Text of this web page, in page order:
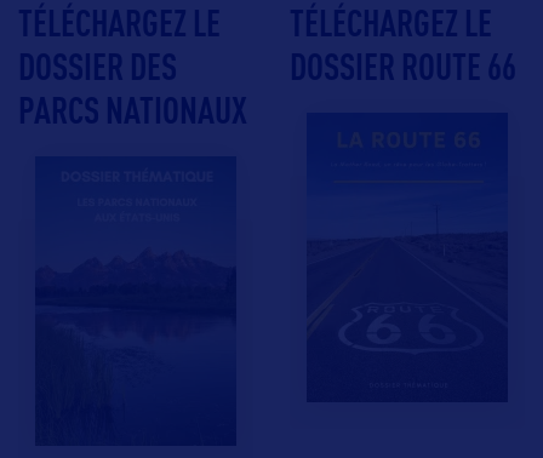
TÉLÉCHARGEZ LE
DOSSIER DES
PARCS NATIONAUX
TÉLÉCHARGEZ LE
DOSSIER ROUTE 66